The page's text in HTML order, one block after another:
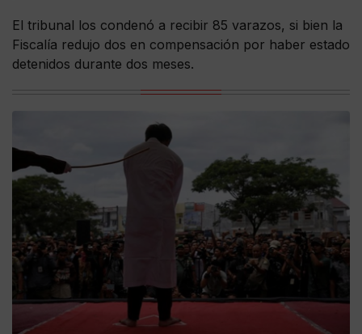
El tribunal los condenó a recibir 85 varazos, si bien la
Fiscalía redujo dos en compensación por haber estado
detenidos durante dos meses.